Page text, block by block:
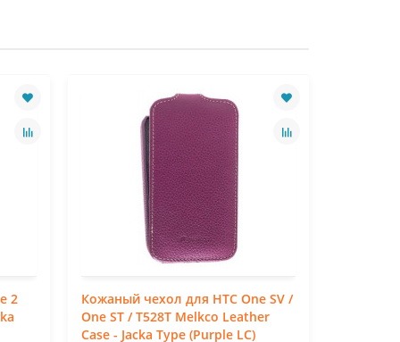
2
Кожаный чехол для HTC One SV /
One ST / T528T Melkco Leather
Case - Jacka Type (Purple LC)